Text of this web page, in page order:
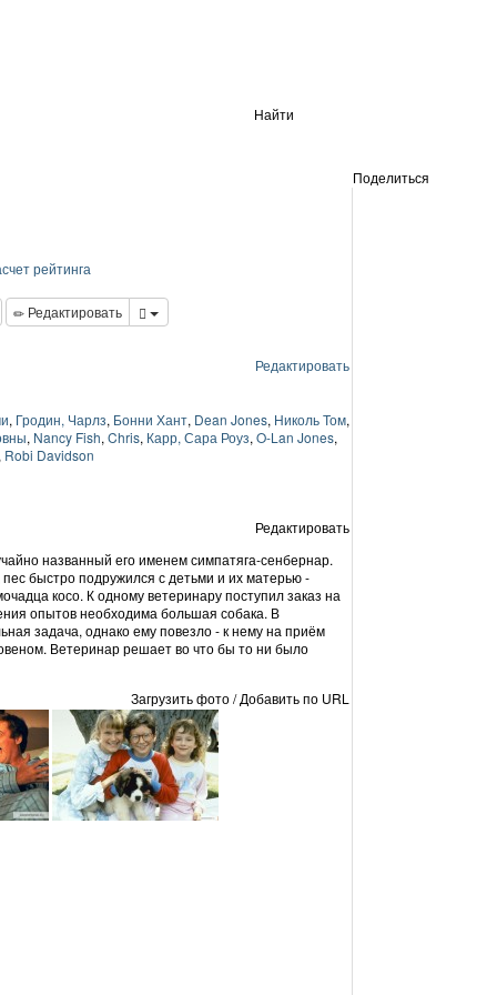
Найти
Поделиться
рейтинга
Редактировать
Редактировать
, Гродин, Чарлз, Бонни Хант, Dean Jones, Николь Том,
, Nancy Fish, Chris, Карр, Сара Роуз, O-Lan Jones,
Robi Davidson
Редактировать
названный его именем симпатяга-сенбернар.
быстро подружился с детьми и их матерью -
косо. К одному ветеринару поступил заказ на
опытов необходима большая собака. В
задача, однако ему повезло - к нему на приём
Ветеринар решает во что бы то ни было
Загрузить фото/Добавить по URL